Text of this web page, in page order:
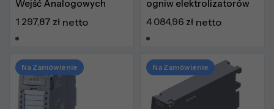
Wejść Analogowych
1 297,87 zł netto
ogniw elektrolizatorów
4 084,96 zł netto
Na Zamówienie Na Zamówienie